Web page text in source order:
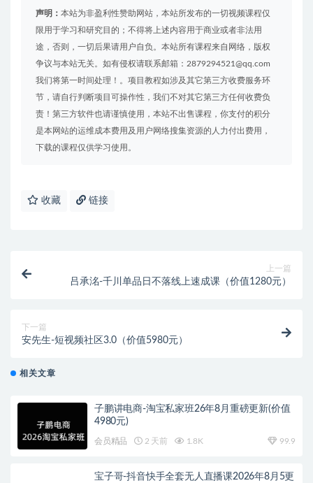
声明： 本站为非盈利性赞助网站，本站所发布的一切视频课程仅
限用于学习和研究目的；不得将上述内容用于商业或者非法用
途，否则，一切后果请用户自负。本站所有课程来自网络，版权
争议与本站无关。如有侵权请联系邮箱：2879294521@qq.com
我们将第一时间处理！。项目教程如涉及其它第三方收费服务环
节，请自行判断项目可操作性，我们不对其它第三方任何收费负
责！第三方软件也请谨慎使用，本站不出售课程，你支付的积分
是本网站的运维成本费用及用户网络搜集资源的人力付出费用，
下载的课程仅供学习使用。
收藏 链接
上一篇
吕承洺-千川单品日不落线上速成课（价值1280元）
下一篇
安先生-短视频社区3.0（价值5980元）
相关文章
子鹏讲电商-淘宝私家班26年8月重磅更新(价值
4980元)
会员精品 2 天前 1.8K 99.9
宝子哥-抖音快手全套无人直播课2026年8月5更